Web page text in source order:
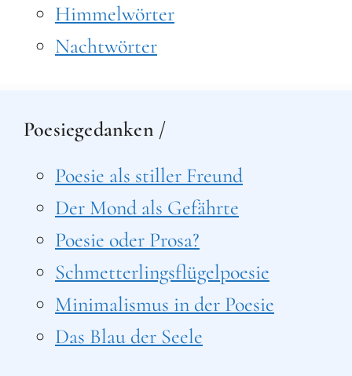
Himmelwörter
Nachtwörter
Poesiegedanken /
Poesie als stiller Freund
Der Mond als Gefährte
Poesie oder Prosa?
Schmetterlingsflügelpoesie
Minimalismus in der Poesie
Das Blau der Seele